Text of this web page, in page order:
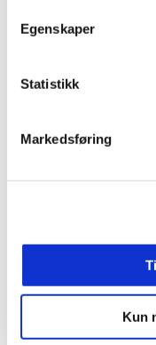
Egenskaper
Statistikk
Markedsføring
Kun
SYNSAM BLIR